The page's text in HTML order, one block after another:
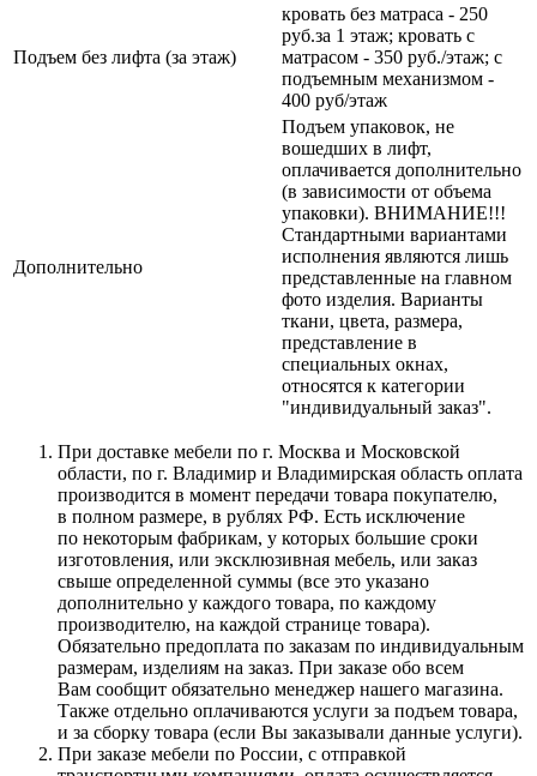
Подъем без лифта (за этаж)
кровать без матраса - 250
руб.за 1 этаж; кровать с
матрасом - 350 руб./этаж; с
подъемным механизмом -
400 руб/этаж
Дополнительно
Подъем упаковок, не
вошедших в лифт,
оплачивается дополнительно
(в зависимости от объема
упаковки). ВНИМАНИЕ!!!
Стандартными вариантами
исполнения являются лишь
представленные на главном
фото изделия. Варианты
ткани, цвета, размера,
представление в
специальных окнах,
относятся к категории
"индивидуальный заказ".
При доставке мебели по г. Москва и Московской
области, по г. Владимир и Владимирская область оплата
производится в момент передачи товара покупателю,
в полном размере, в рублях РФ. Есть исключение
по некоторым фабрикам, у которых большие сроки
изготовления, или эксклюзивная мебель, или заказ
свыше определенной суммы (все это указано
дополнительно у каждого товара, по каждому
производителю, на каждой странице товара).
Обязательно предоплата по заказам по индивидуальным
размерам, изделиям на заказ. При заказе обо всем
Вам сообщит обязательно менеджер нашего магазина.
Также отдельно оплачиваются услуги за подъем товара,
и за сборку товара (если Вы заказывали данные услуги).
При заказе мебели по России, с отправкой